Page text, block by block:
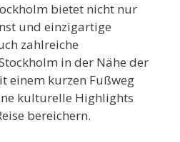
bietet nicht nur
und einzigartige
zahlreiche
in der Nähe der
einem kurzen Fußweg
kulturelle Highlights
bereichern.